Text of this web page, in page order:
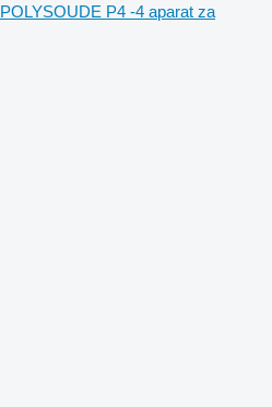
POLYSOUDE P4 -4 aparat za